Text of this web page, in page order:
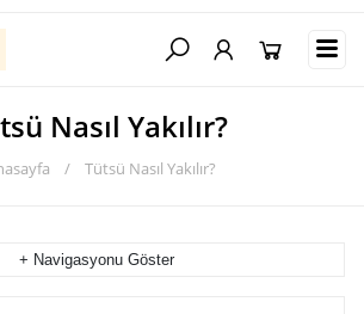
Nasıl Yakılır?
/ Tütsü Nasıl Yakılır?
+ Navigasyonu Göster